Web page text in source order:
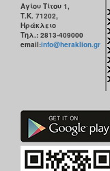
Αγίου Τίτου 1,
Τ.Κ. 71202,
Ηράκλειο
Τηλ.: 2813-409000
email:info@heraklion.gr